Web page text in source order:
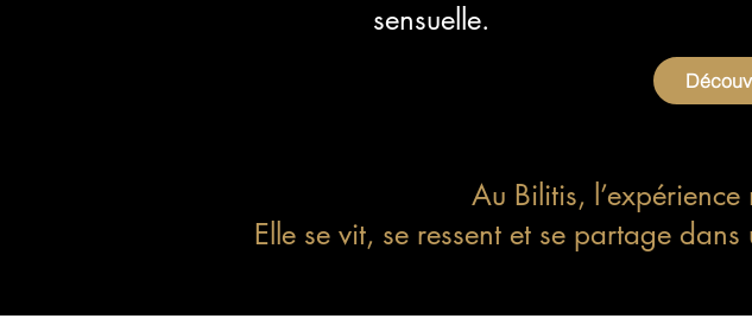
sensuelle.
Au Bilitis,
Elle se vit, se ressent et se partage